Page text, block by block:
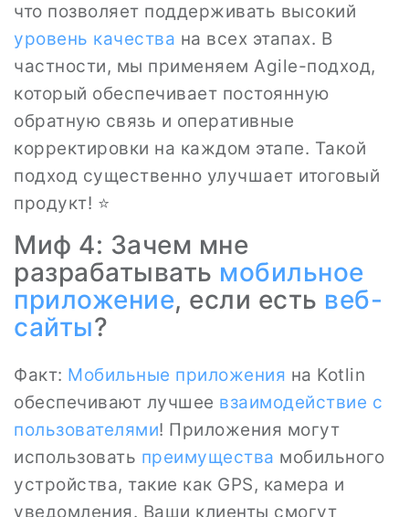
что позволяет поддерживать высокий
уровень качества на всех этапах. В
частности, мы применяем Agile-подход,
который обеспечивает постоянную
обратную связь и оперативные
корректировки на каждом этапе. Такой
подход существенно улучшает итоговый
продукт! ⭐
Миф 4: Зачем мне
разрабатывать мобильное
приложение, если есть веб-
сайты?
Факт: Мобильные приложения на Kotlin
обеспечивают лучшее взаимодействие с
пользователями! Приложения могут
использовать преимущества мобильного
устройства, такие как GPS, камера и
уведомления. Ваши клиенты смогут